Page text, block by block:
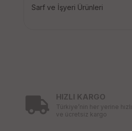
Sarf ve İşyeri Ürünleri
HIZLI KARGO
Türkiye’nin her yerine hızlı
ve ücretsiz kargo